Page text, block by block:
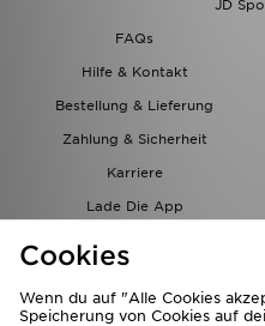
JD
FAQs
Hilfe & Kontakt
Bestellung & Lieferung
Zahlung & Sicherheit
Karriere
Lade Die App
Cookies
Wenn du auf "Alle Cookies
Speicherung von Cookies auf